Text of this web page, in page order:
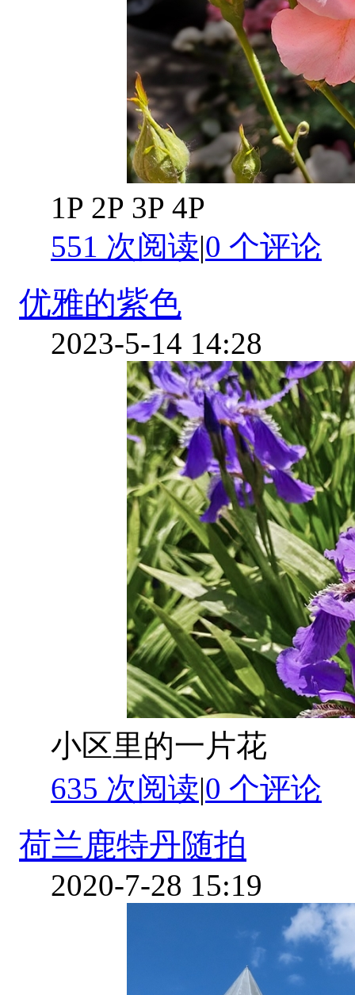
1P 2P 3P 4P
551 次阅读|0 个评论
优雅的紫色
2023-5-14 14:28
小区里的一片花
635 次阅读|0 个评论
荷兰鹿特丹随拍
2020-7-28 15:19